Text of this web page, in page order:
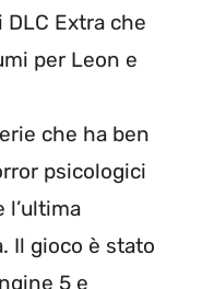
Extra che
per Leon e
che ha ben
psicologici
l’ultima
Il gioco è stato
5 e